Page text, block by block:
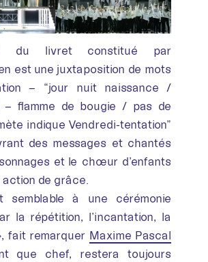
du livret constitué par
est une juxtaposition de mots
– “jour nuit naissance /
– flamme de bougie / pas de
indique Vendredi-tentation”
des messages et chantés
et le chœur d’enfants
action de grâce.
à une cérémonie
la répétition, l’incantation, la
fait remarquer Maxime Pascal
que chef, restera toujours